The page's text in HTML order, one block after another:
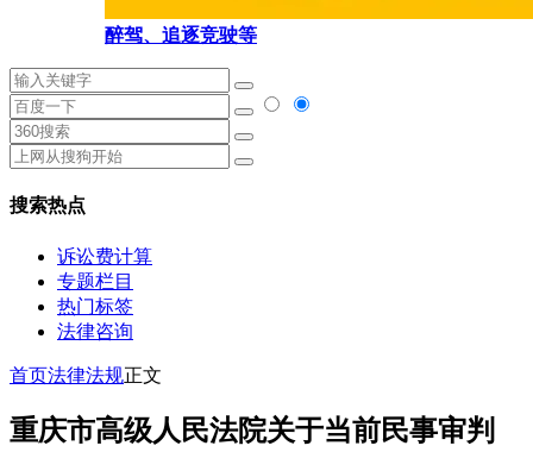
醉驾、追逐竞驶等
搜索热点
诉讼费计算
专题栏目
热门标签
法律咨询
首页法律法规正文
重庆市高级人民法院关于当前民事审判